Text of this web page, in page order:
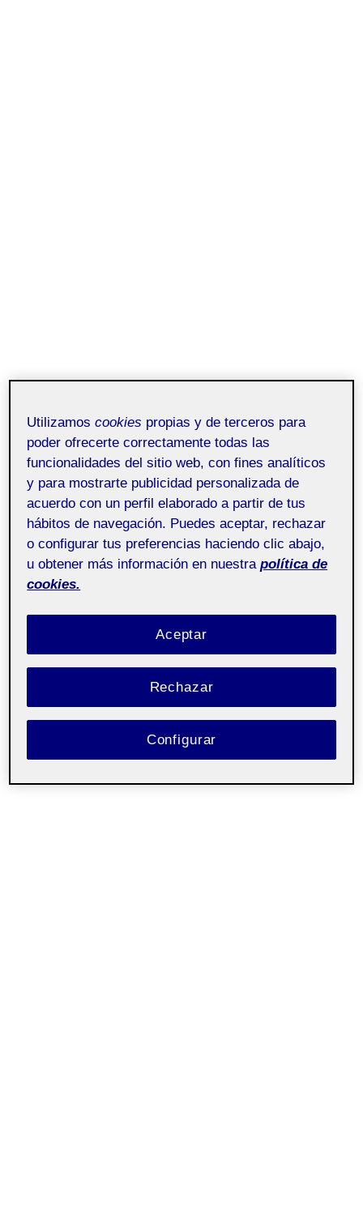
Entrega de la actividad PR
Informe de Avance 4ta. semana:
Hacia el Dossier Final
SIN COMENTARIOS
escultura y prácticas
espaciales - Aula 1
Pública
Utilizamoscookies propias y de terceros para
poder ofrecerte correctamente todas las
funcionalidades del sitio web, con fines analíticos
y para mostrarte publicidad personalizada de
acuerdo con un perfil elaborado a partir de tus
hábitos de navegación. Puedes aceptar, rechazar
o configurar tus preferencias haciendo clic abajo,
u obtener más información en nuestra política de
cookies.
Rechazar
Aceptar
Configurar